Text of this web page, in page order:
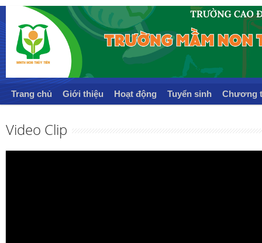
Trang chủ Giới thiệu Hoạt động Tuyển sinh Chương
Video Clip